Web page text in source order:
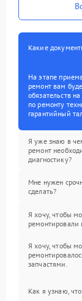
Какие
На этапе
ремонт вам
обязательств
по ремонту
гарантийный
Я уже знаю в
ремонт
диагностику?
Мне нужен
сделать?
Я хочу, чтобы
ремонтировали
Я хочу, чтобы
запчастями.
Как я узнаю,